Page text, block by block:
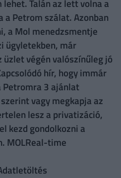
Talán az lett volna a
a Petrom szálat. Azonban
a Mol menedzsmentje
ügyletekben, már
végén valószínűleg jó
hír, hogy immár
Petromra 3 ajánlat
vagy megkapja az
lesz a privatizáció,
kezd gondolkozni a
MOLReal-time